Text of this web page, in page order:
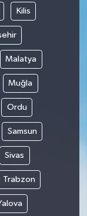
Kilis
Malatya
Muğla
Ordu
Samsun
Sivas
Trabzon